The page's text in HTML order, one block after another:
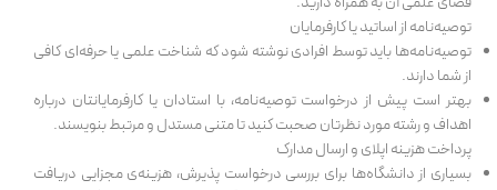
توصیه‌نامه از اساتید یا کارفرمایان
توصیه‌نامه‌ها باید توسط افرادی نوشته شود که شناخت علمی یا حرفه‌ای کافی
از شما دارند.
بهتر است پیش از درخواست توصیه‌نامه، با استادان یا کارفرمایانتان درباره
اهداف و رشته مورد نظرتان صحبت کنید تا متنی مستدل و مرتبط بنویسند.
پرداخت هزینه اپلای و ارسال مدارک
بسیاری از دانشگاه‌ها برای بررسی درخواست پذیرش، هزینه‌ی مجزایی دریافت